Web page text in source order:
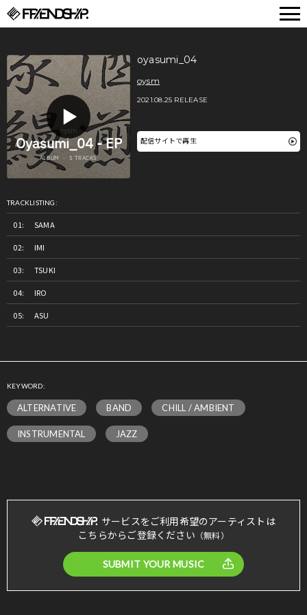
oyasumi_04
oysm
2021.08.25 RELEASE
配信サイトで再生
TRACKLISTING:
SAMA
IMI
TSUKI
IRO
ASU
KEYWORD:
ALTERNATIVE BAND CHILL / AMBIENT
INSTRUMENTAL JAZZ
サービスをご利用希望のアーティストは
こちらからご登録ください （無料）
SUBMIT YOUR MUSIC